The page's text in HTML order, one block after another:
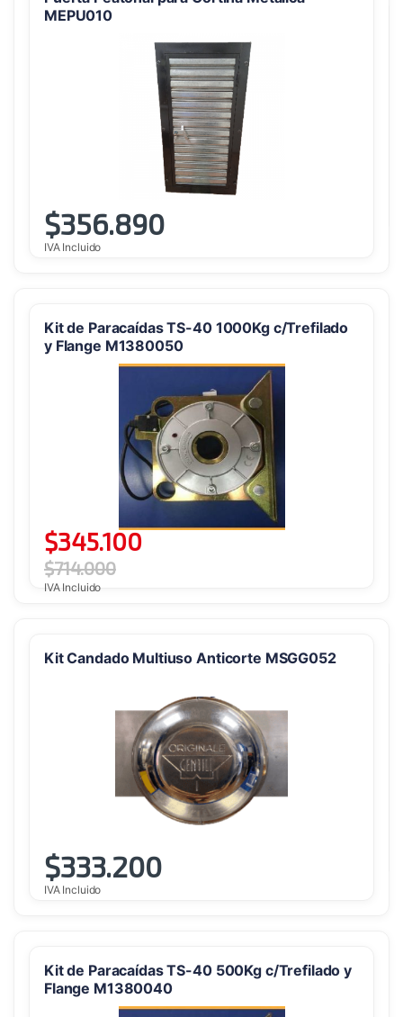
MEPU010
$356.890
IVA Incluido
Kit de Paracaídas TS-40 1000Kg c/Trefilado
y Flange M1380050
$345.100
$714.000
IVA Incluido
Kit Candado Multiuso Anticorte MSGG052
$333.200
IVA Incluido
Kit de Paracaídas TS-40 500Kg c/Trefilado y
Flange M1380040